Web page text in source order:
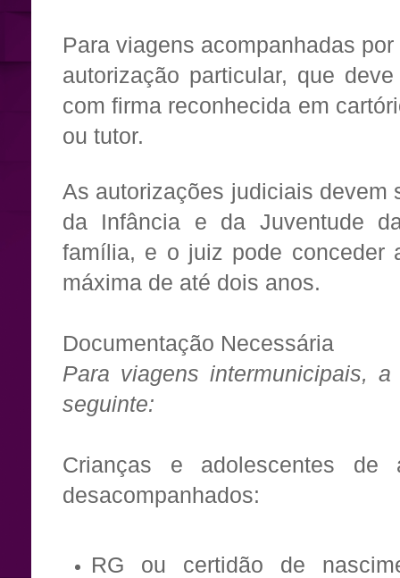
Para viagens acompanhadas
autorização particular, que
com firma reconhecida em
ou tutor.
As autorizações judiciais devem
da Infância e da Juventude
família, e o juiz pode conceder
máxima de até dois anos.
Documentação Necessária
Para viagens intermunicipais,
seguinte:
Crianças e adolescentes de
desacompanhados:
RG ou certidão de